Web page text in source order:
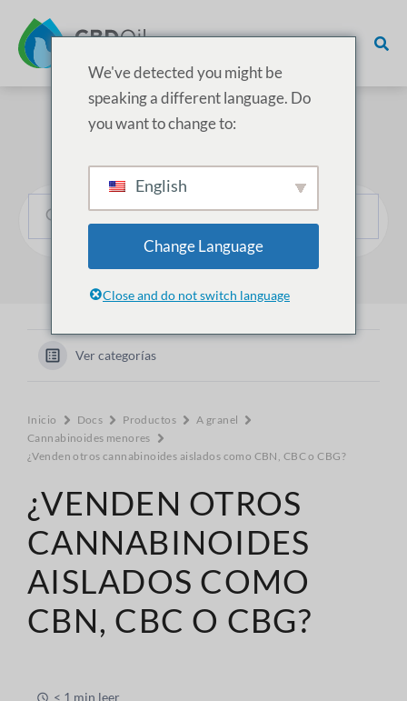
Ver categorías
Inicio Docs Productos
A granel
Cannabinoides menores
¿Venden otros cannabinoides aislados como CBN, CBC o CBG?
¿VENDEN OTROS
CANNABINOIDES
AISLADOS COMO
CBN, CBC O CBG?
< 1 min leer
We've detected you might be
speaking a different language. Do
you want to change to:
English
Change Language
Close and do not switch language